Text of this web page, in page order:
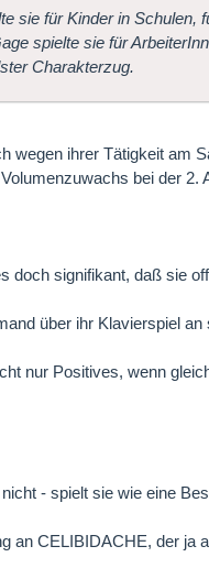
sie für Kinder in Schulen,
spielte sie für
Charakterzug.
wegen ihrer Tätigkeit am
bei der 2.
doch signifikant, daß sie
über ihr Klavierspiel an
nur Positives, wenn
- spielt sie wie eine
an CELIBIDACHE, der ja